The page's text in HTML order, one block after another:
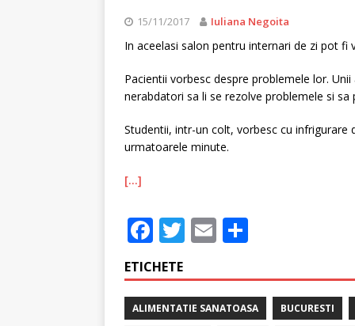
15/11/2017 Iuliana Negoita
In aceelasi salon pentru internari de zi pot fi
Pacientii vorbesc despre problemele lor.
nerabdatori sa li se rezolve problemele si sa
Studentii, intr-un colt, vorbesc cu infrigurare
urmatoarele minute.
[…]
F
a
c
e
T
w
it
te
E
m
ai
l
ta
je
ETICHETE
ALIMENTATIE SANATOASA BUCURESTI